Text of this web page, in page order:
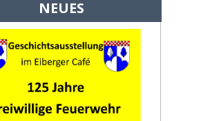
NEUES